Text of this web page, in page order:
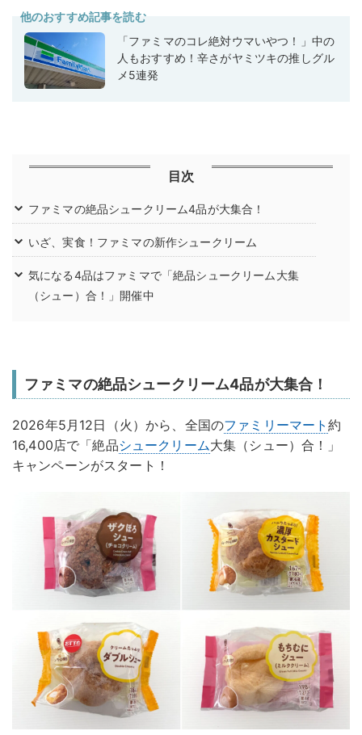
他のおすすめ記事を読む
「ファミマのコレ絶対ウマいやつ！」中の
人もおすすめ！辛さがヤミツキの推しグル
メ5連発
目次
ファミマの絶品シュークリーム4品が大集合！
いざ、実食！ファミマの新作シュークリーム
気になる4品はファミマで「絶品シュークリーム大集
（シュー）合！」開催中
ファミマの絶品シュークリーム4品が大集合！
2026年5月12日（火）から、全国のファミリーマート約
16,400店で「絶品シュークリーム大集（シュー）合！」
キャンペーンがスタート！